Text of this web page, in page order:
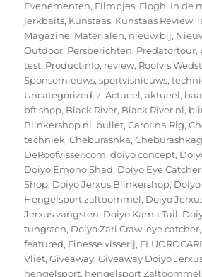
Evenementen, Filmpjes, Flogh, In de
jerkbaits, Kunstaas, Kunstaas Review,
Magazine, Materialen, nieuw bij,
Outdoor, Persberichten, Predatortour,
test, Productinfo, review, Roofvis
Sponsornieuws,sportvisnieuws,
Uncategorized
Tags
Actueel,aktueel,
bft shop, Black River, Black River.nl,
Blinkershop.nl, bullet,Carolina Rig,
techniek,Cheburashka,
DeRoofvisser.com,doiyo concept,
Doiyo Emono Shad, Doiyo Eye Catcher,
Shop, Doiyo Jerxus Blinkershop,
Hengelsport zaltbommel, Doiyo
Jerxus vangsten, Doiyo Kama Tail,
tungsten, Doiyo Zari Craw,eye catcher,
featured, Finesse visserij,
Vliet,Giveaway,Giveaway Doiyo
hengelsport, hengelsport Zaltbommel,